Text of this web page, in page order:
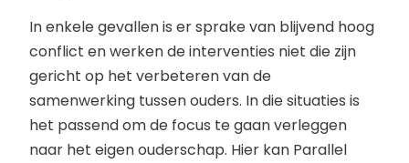
In enkele gevallen is er sprake van blijvend hoog
conflict en werken de interventies niet die zijn
gericht op het verbeteren van de
samenwerking tussen ouders. In die situaties is
het passend om de focus te gaan verleggen
naar het eigen ouderschap. Hier kan Parallel